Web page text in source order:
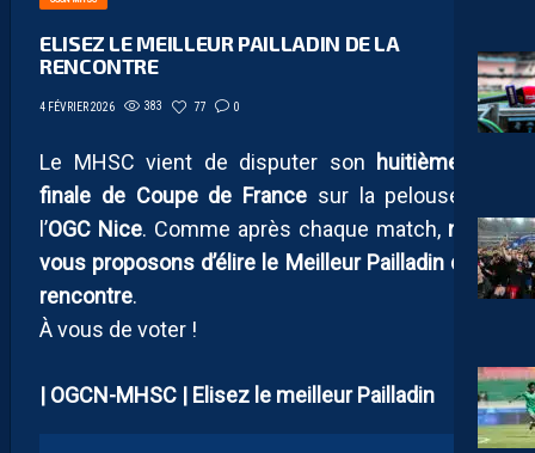
ELISEZ LE MEILLEUR PAILLADIN DE LA
RENCONTRE
4 FÉVRIER 2026 383 77 0
Le MHSC vient de disputer son
huitième de
finale de Coupe de France sur la pelouse de
l’OGC Nice. Comme après chaque match, nous
vous proposons d’élire le Meilleur Pailladin de la
rencontre.
À vous de voter !
| OGCN-MHSC | Elisez le meilleur Pailladin